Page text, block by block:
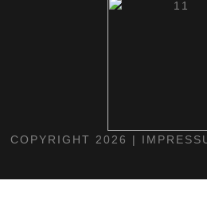
COPYRIGHT 2026 |